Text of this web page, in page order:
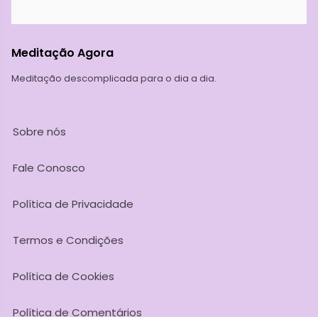
Meditação Agora
Meditação descomplicada para o dia a dia.
Sobre nós
Fale Conosco
Política de Privacidade
Termos e Condições
Política de Cookies
Política de Comentários